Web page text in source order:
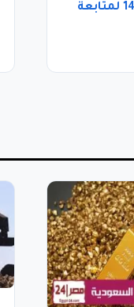
التعليم الموحد 1443 لمتابعة